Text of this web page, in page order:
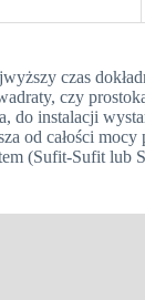
czas
czy
instalacji
od całości
(Sufit-Sufit lub